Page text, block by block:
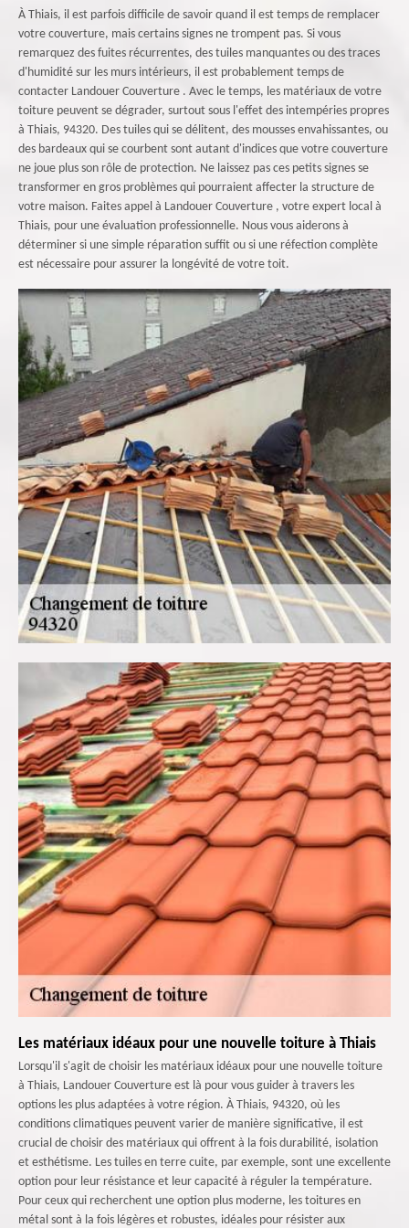
À Thiais, il est parfois difficile de savoir quand il est temps de remplacer
votre couverture, mais certains signes ne trompent pas. Si vous
remarquez des fuites récurrentes, des tuiles manquantes ou des traces
d'humidité sur les murs intérieurs, il est probablement temps de
contacter Landouer Couverture . Avec le temps, les matériaux de votre
toiture peuvent se dégrader, surtout sous l'effet des intempéries propres
à Thiais, 94320. Des tuiles qui se délitent, des mousses envahissantes, ou
des bardeaux qui se courbent sont autant d'indices que votre couverture
ne joue plus son rôle de protection. Ne laissez pas ces petits signes se
transformer en gros problèmes qui pourraient affecter la structure de
votre maison. Faites appel à Landouer Couverture , votre expert local à
Thiais, pour une évaluation professionnelle. Nous vous aiderons à
déterminer si une simple réparation suffit ou si une réfection complète
est nécessaire pour assurer la longévité de votre toit.
Les matériaux idéaux pour une nouvelle toiture à Thiais
Lorsqu'il s'agit de choisir les matériaux idéaux pour une nouvelle toiture
à Thiais, Landouer Couverture est là pour vous guider à travers les
options les plus adaptées à votre région. À Thiais, 94320, où les
conditions climatiques peuvent varier de manière significative, il est
crucial de choisir des matériaux qui offrent à la fois durabilité, isolation
et esthétisme. Les tuiles en terre cuite, par exemple, sont une excellente
option pour leur résistance et leur capacité à réguler la température.
Pour ceux qui recherchent une option plus moderne, les toitures en
métal sont à la fois légères et robustes, idéales pour résister aux